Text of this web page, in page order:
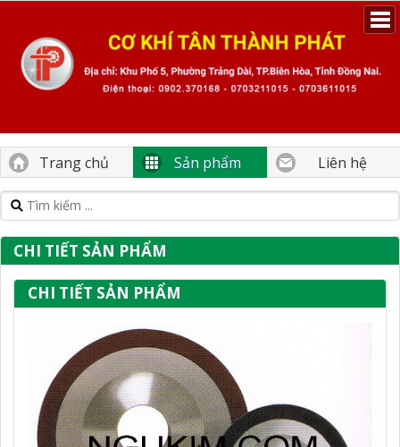
Trang chủ Sản phẩm Liên hệ
CHI TIẾT SẢN PHẨM
CHI TIẾT SẢN PHẨM